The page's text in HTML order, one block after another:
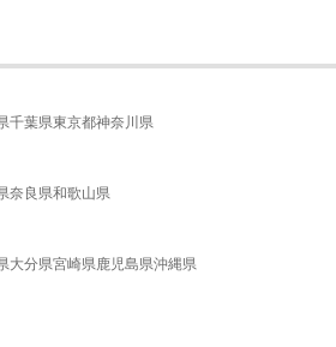
千葉県東京都神奈川県
奈良県和歌山県
大分県宮崎県鹿児島県沖縄県